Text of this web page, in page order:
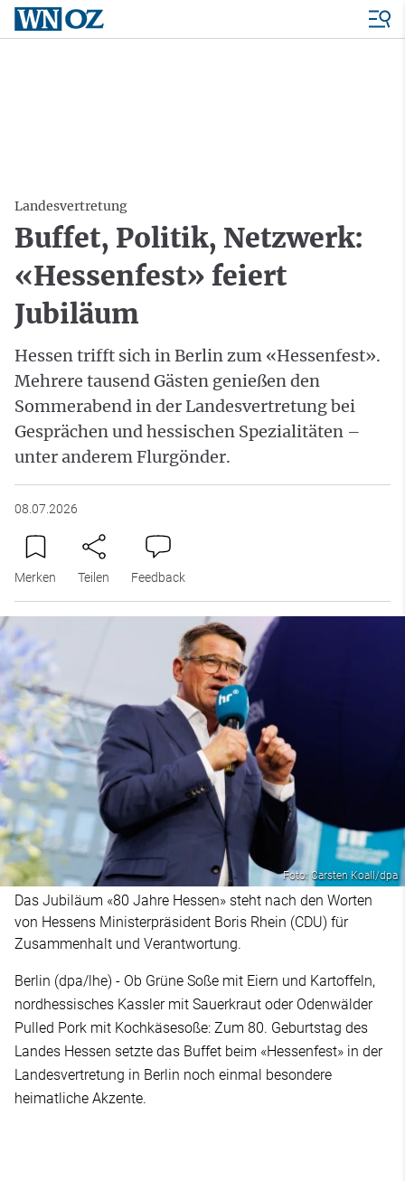
Landesvertretung
Buffet, Politik, Netzwerk:
«Hessenfest» feiert
Jubiläum
Hessen trifft sich in Berlin zum «Hessenfest».
Mehrere tausend Gästen genießen den
Sommerabend in der Landesvertretung bei
Gesprächen und hessischen Spezialitäten –
unter anderem Flurgönder.
08.07.2026
Merken Teilen Feedback
Foto: Carsten Koall/dpa
Das Jubiläum «80 Jahre Hessen» steht nach den Worten
von Hessens Ministerpräsident Boris Rhein (CDU) für
Zusammenhalt und Verantwortung.
Berlin (dpa/lhe) - Ob Grüne Soße mit Eiern und Kartoffeln,
nordhessisches Kassler mit Sauerkraut oder Odenwälder
Pulled Pork mit Kochkäsesoße: Zum 80. Geburtstag des
Landes Hessen setzte das Buffet beim «Hessenfest» in der
Landesvertretung in Berlin noch einmal besondere
heimatliche Akzente.